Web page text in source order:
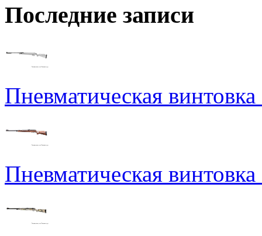
Последние записи
Пневматическая
Пневматическая